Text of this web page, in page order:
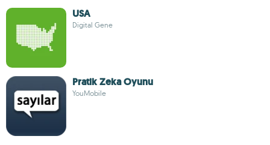
USA
Digital Gene
Pratik Zeka Oyunu
YouMobile